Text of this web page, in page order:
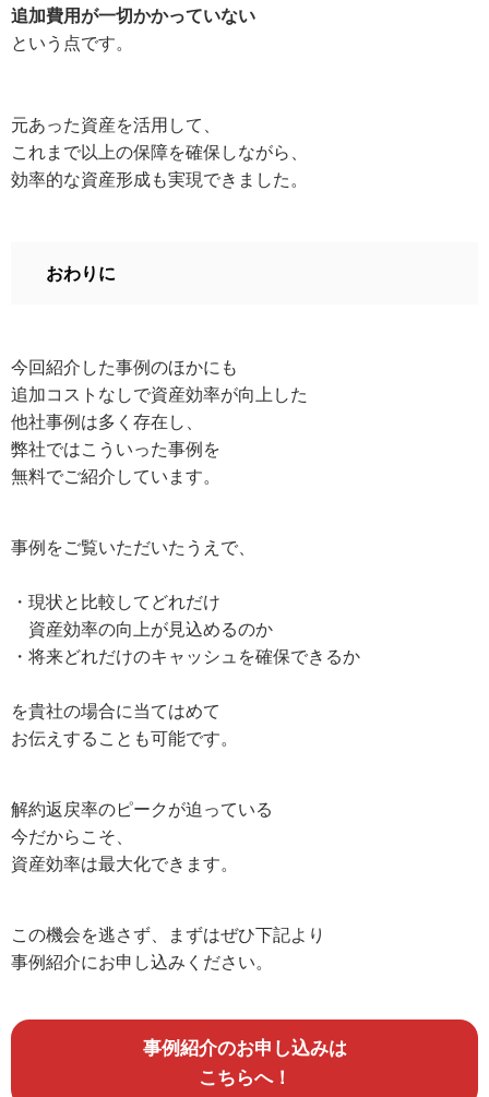
追加費用が一切かかっていない
という点です。
元あった資産を活用して、
これまで以上の保障を確保しながら、
効率的な資産形成も実現できました。
おわりに
今回紹介した事例のほかにも
追加コストなしで資産効率が向上した
他社事例は多く存在し、
弊社ではこういった事例を
無料でご紹介しています。
事例をご覧いただいたうえで、
・現状と比較してどれだけ
資産効率の向上が見込めるのか
・将来どれだけのキャッシュを確保できるか
を貴社の場合に当てはめて
お伝えすることも可能です。
解約返戻率のピークが迫っている
今だからこそ、
資産効率は最大化できます。
この機会を逃さず、まずはぜひ下記より
事例紹介にお申し込みください。
事例紹介のお申し込みは
こちらへ！